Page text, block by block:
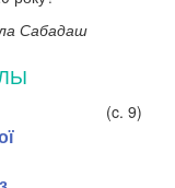
Сабадаш
(c. 9)